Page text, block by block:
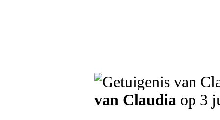
van Claudia op 3